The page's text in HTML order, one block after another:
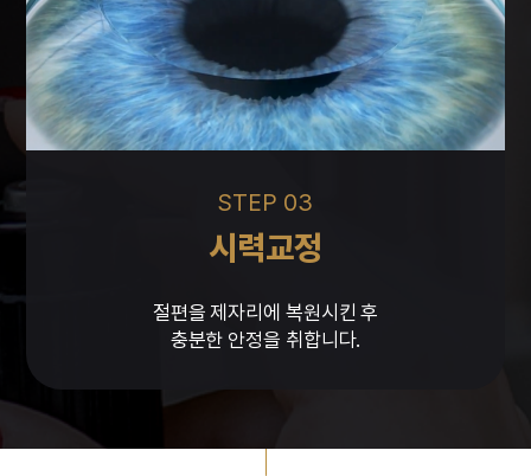
STEP 03
시력교정
절편을 제자리에 복원시킨 후
충분한 안정을 취합니다.